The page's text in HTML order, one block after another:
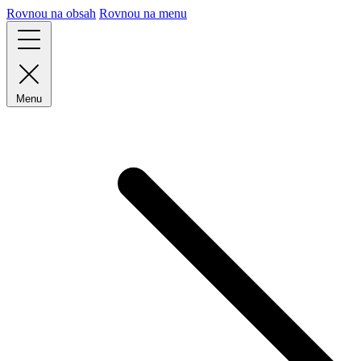
Rovnou na obsah Rovnou na menu
Menu